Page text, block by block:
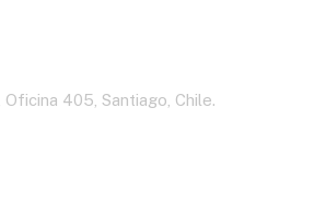
Oficina 405, Santiago, Chile.